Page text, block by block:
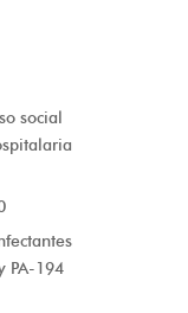
social
PA-194